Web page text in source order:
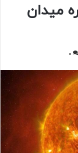
درباره میدان
0